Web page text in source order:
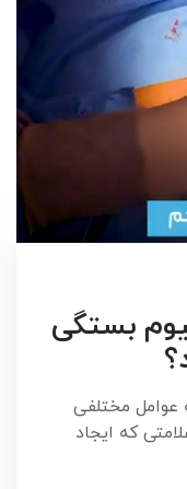
بستگی
عوامل مختلفی
که ایجاد